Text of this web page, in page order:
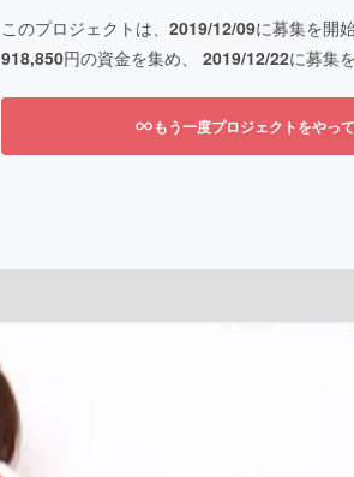
このプロジェクトは、 2019/12/09に募集を開
918,850円の資金を集め、 2019/12/22に募集
もう一度プロジェクトをやっ